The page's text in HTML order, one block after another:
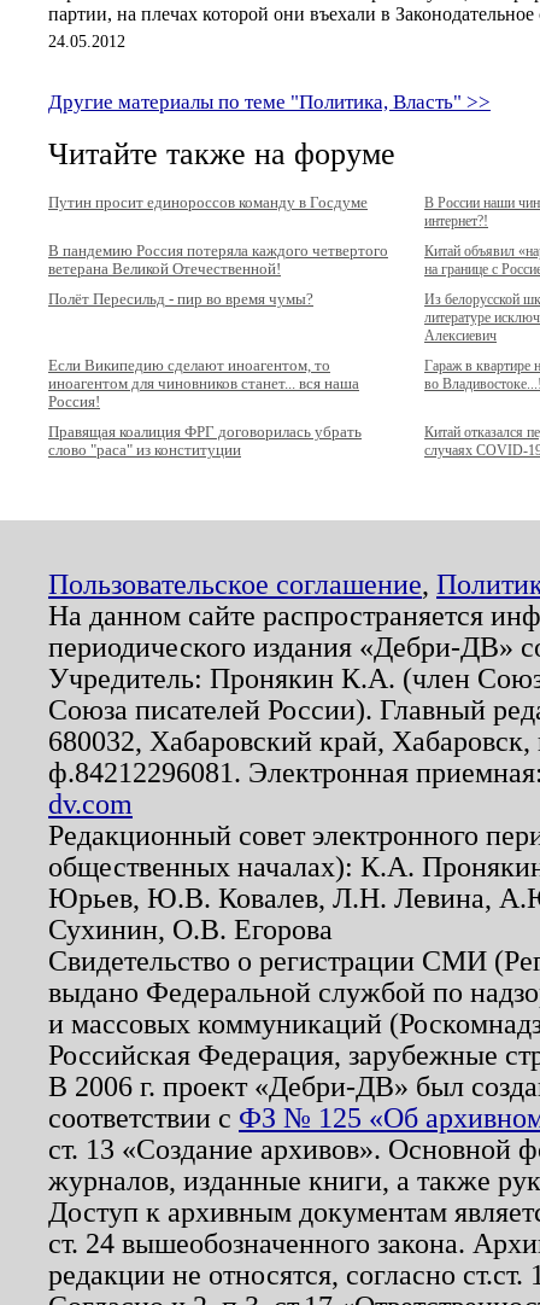
партии, на плечах которой они въехали в
24.05.2012
Другие материалы по теме "Политика, Власть" >>
Читайте также на форуме
Путин просит единороссов команду в Госдуме
В России наши
интернет?!
В пандемию Россия потеряла каждого четвертого
ветерана Великой Отечественной!
Китай объявил
на границе с
Полёт Пересильд - пир во время чумы?
Из белорусской
литературе
Алексиевич
Если Википедию сделают иноагентом, то
иноагентом для чиновников станет... вся наша
Россия!
Гараж в
во
Правящая коалиция ФРГ договорилась убрать
слово "раса" из конституции
Китай отказался
случаях COVID-
Пользовательское соглашение,
На данном сайте распространяется
периодического издания «Дебри-ДВ»
Учредитель: Пронякин К.А. (член
Союза писателей России). Главный
680032, Хабаровский край,
ф.84212296081. Электронная
dv.com
Редакционный совет электронного
общественных началах): К.А.
Юрьев, Ю.В. Ковалев, Л.Н. Левина,
Сухинин, О.В. Егорова
Свидетельство о регистрации СМИ
выдано Федеральной службой по
и массовых коммуникаций
Российская Федерация, зарубежные
В 2006 г. проект «Дебри-ДВ» был
соответствии с ФЗ № 125 «Об
ст. 13 «Создание архивов». Основной
журналов, изданные книги, а также
Доступ к архивным документам
ст. 24 вышеобозначенного закона.
редакции не относятся, согласно